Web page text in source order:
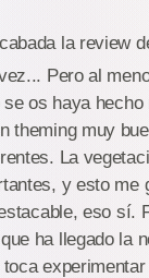
la review
Pero al
os haya
theming muy
La
y esto me
eso sí.
ha llegado la